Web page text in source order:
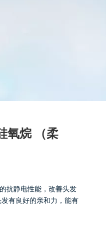
氧烷 （柔
抗静电性能，改善头发
有良好的亲和力，能有